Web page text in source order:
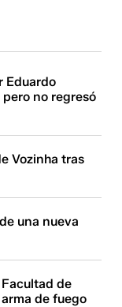
Eduardo
no regresó
Vozinha tras
una nueva
de
de fuego